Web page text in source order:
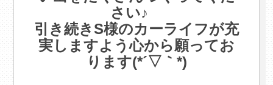
さい♪
引き続きS様のカーライフが充
実しますよう心から願ってお
ります(*´▽｀*)